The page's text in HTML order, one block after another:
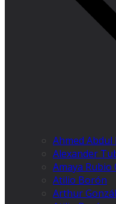
Ahmed Abdul
Alexander
Amaya Rubio
Atilio Borón
Arthur